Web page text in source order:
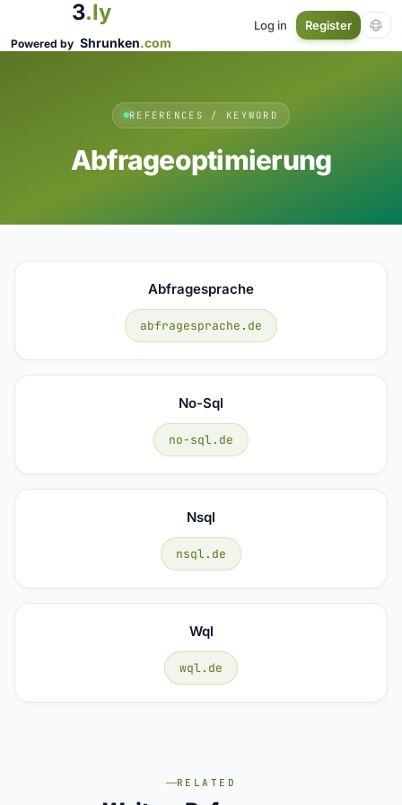
3.ly
Powered by Shrunken.com
Log in Register
REFERENCES / KEYWORD
Abfrageoptimierung
Abfragesprache
abfragesprache.de
No-Sql
no-sql.de
Nsql
nsql.de
Wql
wql.de
RELATED